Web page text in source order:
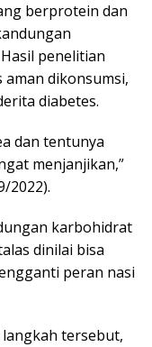
berprotein dan
penelitian
dikonsumsi,
diabetes.
dan tentunya
menjanjikan,”
2022).
karbohidrat
dinilai bisa
peran nasi
tersebut,